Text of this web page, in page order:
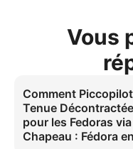
Vous
Comment
Tenue
pour les Fedoras
Chapeau : Fédora